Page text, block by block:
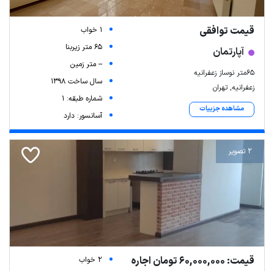
قیمت توافقی
آپارتمان
65متر نوساز زعفرانیه
زعفرانیه, تهران
مشاهده جزییات
1 خواب
65 متر زیربنا
-- متر زمین
سال ساخت 1398
شماره طبقه: 1
آسانسور: دارد
2 تصویر
قیمت: 60,000,000 تومان اجاره
2 خواب